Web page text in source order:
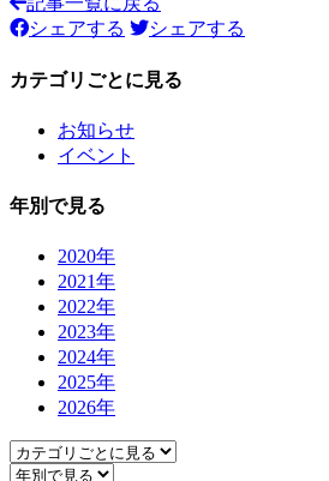
シェアする
シェアする
カテゴリごとに見る
お知らせ
イベント
年別で見る
2020年
2021年
2022年
2023年
2024年
2025年
2026年